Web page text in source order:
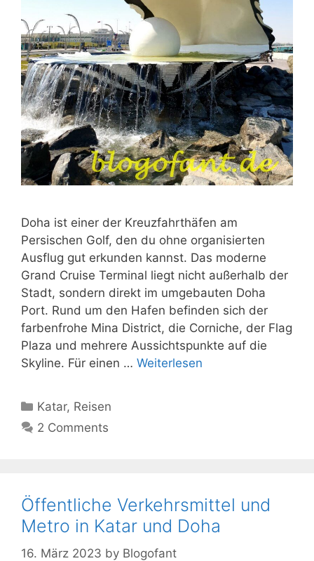
Doha ist einer der Kreuzfahrthäfen am
Persischen Golf, den du ohne organisierten
Ausflug gut erkunden kannst. Das moderne
Grand Cruise Terminal liegt nicht außerhalb der
Stadt, sondern direkt im umgebauten Doha
Port. Rund um den Hafen befinden sich der
farbenfrohe Mina District, die Corniche, der Flag
Plaza und mehrere Aussichtspunkte auf die
Skyline. Für einen … Weiterlesen
Kategorien
Katar, Reisen
2 Comments
Öffentliche Verkehrsmittel und
Metro in Katar und Doha
16. März 2023 by Blogofant